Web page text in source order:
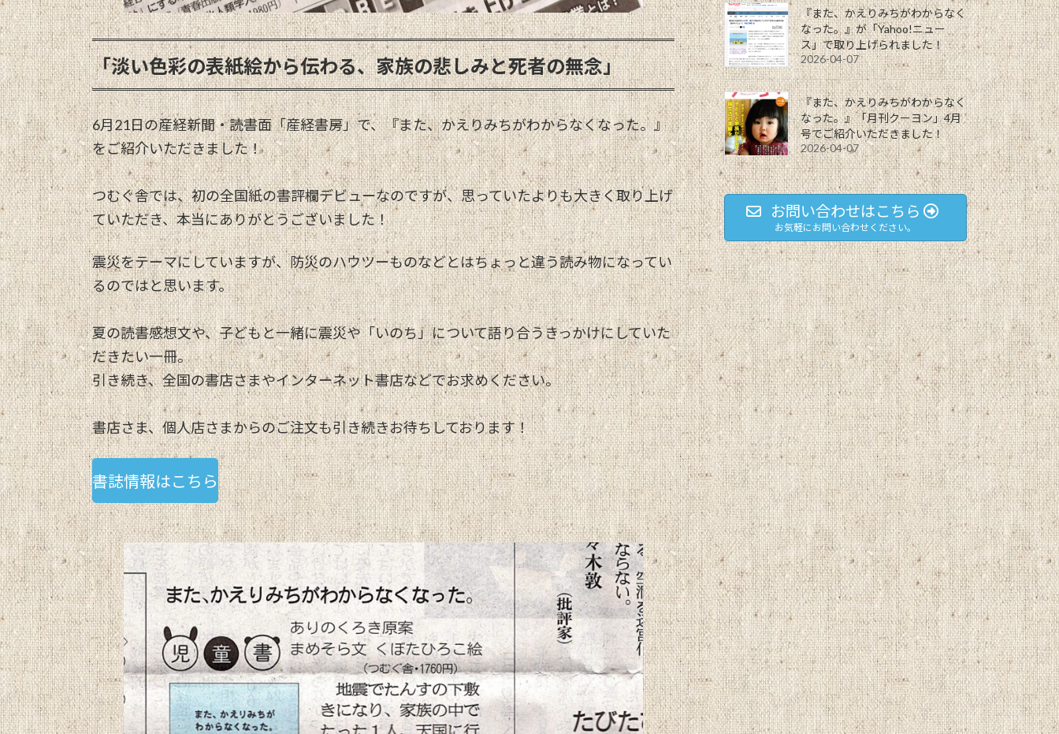
「淡い色彩の表紙絵から伝わる、家族の悲しみと死者の無念」
6月21日の産経新聞・読書面「産経書房」で、『また、かえりみちがわからなくなった。』
をご紹介いただきました！
つむぐ舎では、初の全国紙の書評欄デビューなのですが、思っていたよりも大きく取り上げ
ていただき、本当にありがとうございました！
震災をテーマにしていますが、防災のハウツーものなどとはちょっと違う読み物になってい
るのではと思います。
夏の読書感想文や、子どもと一緒に震災や「いのち」について語り合うきっかけにしていた
だきたい一冊。
引き続き、全国の書店さまやインターネット書店などでお求めください。
書店さま、個人店さまからのご注文も引き続きお待ちしております！
書誌情報はこちら
『また、かえりみちがわからなく
なった。』が「Yahoo!ニュー
ス」で取り上げられました！
2026-04-07
『また、かえりみちがわからなく
なった。』「月刊クーヨン」4月
号でご紹介いただきました！
2026-04-07
お問い合わせはこちら
お気軽にお問い合わせください。